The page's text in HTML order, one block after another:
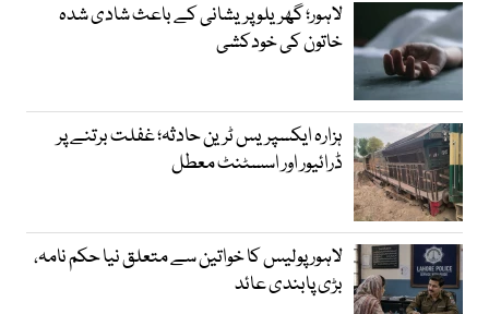
لاہور؛ گھریلو پریشانی کے باعث شادی شدہ
خاتون کی خودکشی
ہزارہ ایکسپریس ٹرین حادثہ؛ غفلت برتنے پر
ڈرائیور اور اسسٹنٹ معطل
لاہور پولیس کا خواتین سے متعلق نیا حکم نامہ،
بڑی پابندی عائد